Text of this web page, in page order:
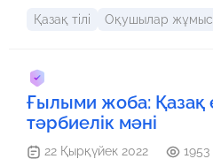
Қазақ тілі
Оқушылар
Ғылыми жоба: Қазақ
тәрбиелік мәні
22 Қырқүйек 2022 1953